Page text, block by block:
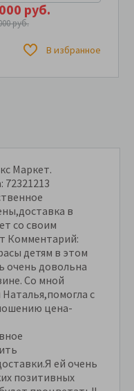
руб.
руб.
В избранное
Маркет.
72321213
в
со своим
Комментарий:
детям в этом
очень довольна
Со мной
с
цена-
ей очень
позитивных